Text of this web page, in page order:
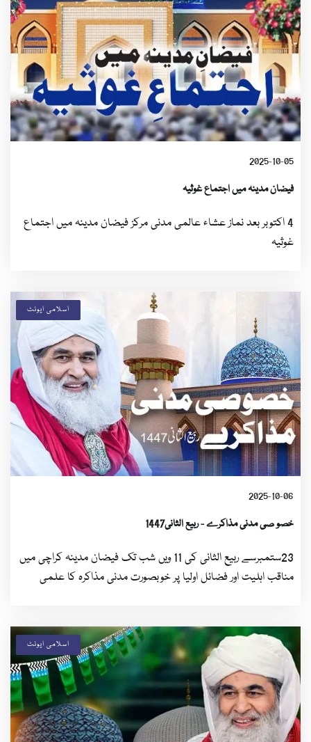
2025-10-05
فیضان مدینہ میں اجتماع غوثیہ
4 اکتوبر بعد نماز عشاء عالمی مدنی مرکز فیضان مدینہ میں اجتماع
غوثیہ
اسلامی ایونٹ
2025-10-06
خصو صی مدنی مذاکرے - ربیع الثانی1447
23ستمبرسے ربیع الثانی کی 11 ویں شب تک فیضان مدینہ کراچی میں
مناقب اہلیت اور فضائل اولیا پر خوبصورت مدنی مذاکرہ کا علمی
اسلامی ایونٹ